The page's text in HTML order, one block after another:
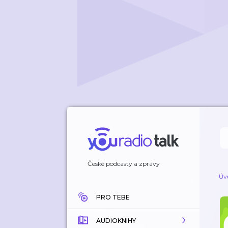
České podcasty a zprávy
PRO TEBE
AUDIOKNIHY